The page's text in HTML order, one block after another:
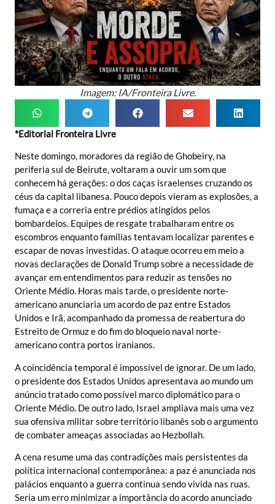
Imagem: IA/Fronteira Livre.
*Editorial Fronteira Livre
Neste domingo, moradores da região de Ghobeiry, na
periferia sul de Beirute, voltaram a ouvir um som que
conhecem há gerações: o dos caças israelenses cruzando os
céus da capital libanesa. Pouco depois vieram as explosões, a
fumaça e a correria entre prédios atingidos pelos
bombardeios. Equipes de resgate trabalharam entre os
escombros enquanto famílias tentavam localizar parentes e
escapar de novas investidas. O ataque ocorreu em meio a
novas declarações de Donald Trump sobre a necessidade de
avançar em entendimentos para reduzir as tensões no
Oriente Médio. Horas mais tarde, o presidente norte-
americano anunciaria um acordo de paz entre Estados
Unidos e Irã, acompanhado da promessa de reabertura do
Estreito de Ormuz e do fim do bloqueio naval norte-
americano contra portos iranianos.
A coincidência temporal é impossível de ignorar. De um lado,
o presidente dos Estados Unidos apresentava ao mundo um
anúncio tratado como possível marco diplomático para o
Oriente Médio. De outro lado, Israel ampliava mais uma vez
sua ofensiva militar sobre território libanês sob o argumento
de combater ameaças associadas ao Hezbollah.
A cena resume uma das contradições mais persistentes da
política internacional contemporânea: a paz é anunciada nos
palácios enquanto a guerra continua sendo vivida nas ruas.
Seria um erro minimizar a importância do acordo anunciado